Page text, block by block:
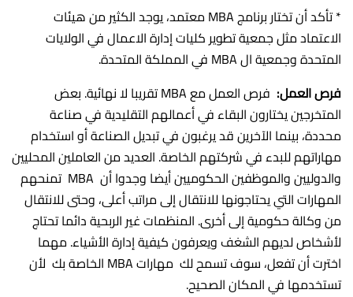
* تأكد أن تختار برنامج MBA معتمد، يوجد الكثير من هيئات
الاعتماد مثل جمعية تطوير كليات إدارة الاعمال في الولايات
المتحدة وجمعية ال MBA في المملكة المتحدة.
فرص العمل:
فرص العمل مع MBA تقريبا لا نهائية. بعض
المتخرجين يختارون البقاء في أعمالهم التقليدية في صناعة
محددة، بينما الآخرين قد يرغبون في تبديل الصناعة أو استخدام
مهاراتهم للبدء في شركتهم الخاصة. العديد من العاملين المحليين
والدوليين والموظفين الحكوميين أيضا وجدوا أن MBA تمنحهم
المهارات التي يحتاجونها للانتقال إلى مراتب أعلى، وحتى للانتقال
من وكالة حكومية إلى أخرى. المنظمات غير الربحية دائما تحتاج
لأشخاص لديهم الشغف ويعرفون كيفية إدارة الأشياء. مهما
اخترت أن تفعل، سوف تسمح لك مهارات MBA الخاصة بك لأن
تستخدمها في المكان الصحيح.